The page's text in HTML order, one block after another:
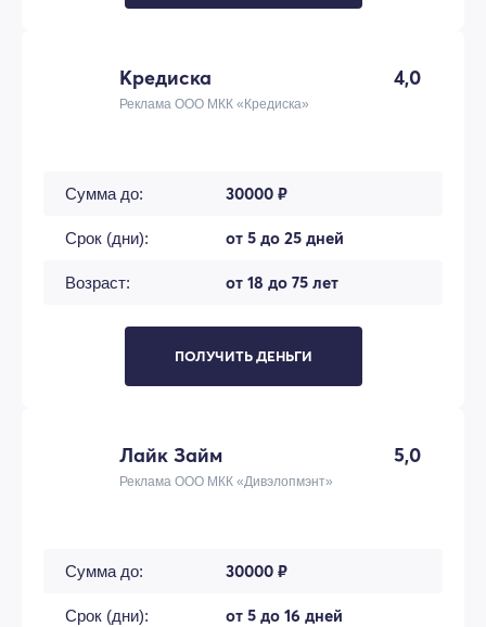
Кредиска 4,0
Реклама ООО МКК «Кредиска»
Сумма до: 30000 ₽
Срок (дни): от 5 до 25 дней
Возраст: от 18 до 75 лет
ПОЛУЧИТЬ ДЕНЬГИ
Лайк Займ 5,0
Реклама ООО МКК «Дивэлопмэнт»
Сумма до: 30000 ₽
Срок (дни): от 5 до 16 дней